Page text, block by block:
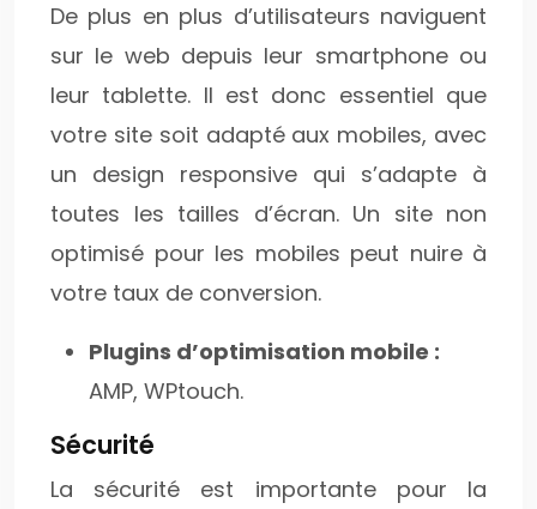
De plus en plus d’utilisateurs naviguent
sur le web depuis leur smartphone ou
leur tablette. Il est donc essentiel que
votre site soit adapté aux mobiles, avec
un design responsive qui s’adapte à
toutes les tailles d’écran. Un site non
optimisé pour les mobiles peut nuire à
votre taux de conversion.
Plugins d’optimisation mobile :
AMP, WPtouch.
Sécurité
La sécurité est importante pour la